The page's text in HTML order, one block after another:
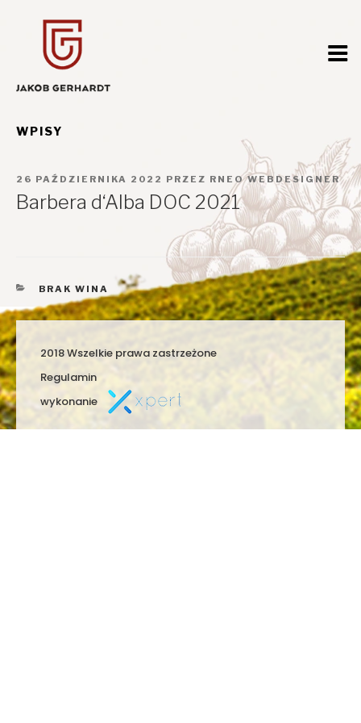
WPISY
OPUBLIKOWANE
W
26 PAŹDZIERNIKA 2022 PRZEZ RNEO WEBDESIGNER
Barbera d‘Alba DOC 2021
KATEGORIE
BRAK WINA
2018 Wszelkie prawa zastrzeżone
Regulamin
wykonanie